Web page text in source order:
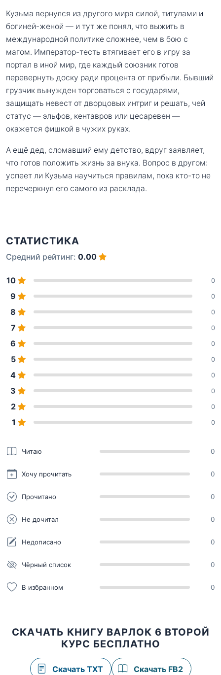
Кузьма вернулся из другого мира силой, титулами и
богиней-женой — и тут же понял, что выжить в
международной политике сложнее, чем в бою с
магом. Император-тесть втягивает его в игру за
портал в иной мир, где каждый союзник готов
перевернуть доску ради процента от прибыли. Бывший
грузчик вынужден торговаться с государями,
защищать невест от дворцовых интриг и решать, чей
статус — эльфов, кентавров или цесаревен —
окажется фишкой в чужих руках.
А ещё дед, сломавший ему детство, вдруг заявляет,
что готов положить жизнь за внука. Вопрос в другом:
успеет ли Кузьма научиться правилам, пока кто-то не
перечеркнул его самого из расклада.
СТАТИСТИКА
Средний рейтинг: 0.00
10 0
9 0
8 0
7 0
6 0
5 0
4 0
3 0
2 0
1 0
Читаю 0
Хочу прочитать 0
Прочитано 0
Не дочитал 0
Недописано 0
Чёрный список 0
В избранном 0
СКАЧАТЬ КНИГУ ВАРЛОК 6 ВТОРОЙ
КУРС БЕСПЛАТНО
Скачать TXT Скачать FB2